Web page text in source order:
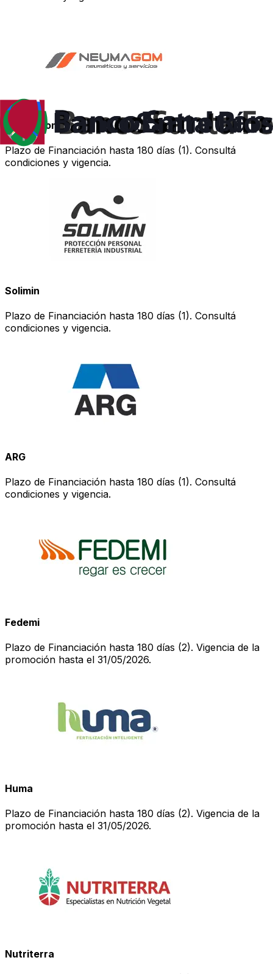
Neumagom
Plazo de Financiación hasta 180 días (1). Consultá
condiciones y vigencia.
Solimin
Plazo de Financiación hasta 180 días (1). Consultá
condiciones y vigencia.
ARG
Plazo de Financiación hasta 180 días (1). Consultá
condiciones y vigencia.
Fedemi
Plazo de Financiación hasta 180 días (2). Vigencia de la
promoción hasta el 31/05/2026.
Huma
Plazo de Financiación hasta 180 días (2). Vigencia de la
promoción hasta el 31/05/2026.
Nutriterra